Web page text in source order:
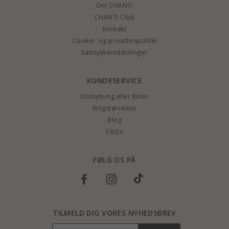
Om CHANTI
CHANTI Club
Kontakt
Cookie- og privatlivspolitik
Samtykkeindstillinger
KUNDESERVICE
Ombytning eller Retur
Ringstørrelser
Blog
FAQs
FØLG OS PÅ
TILMELD DIG VORES NYHEDSBREV